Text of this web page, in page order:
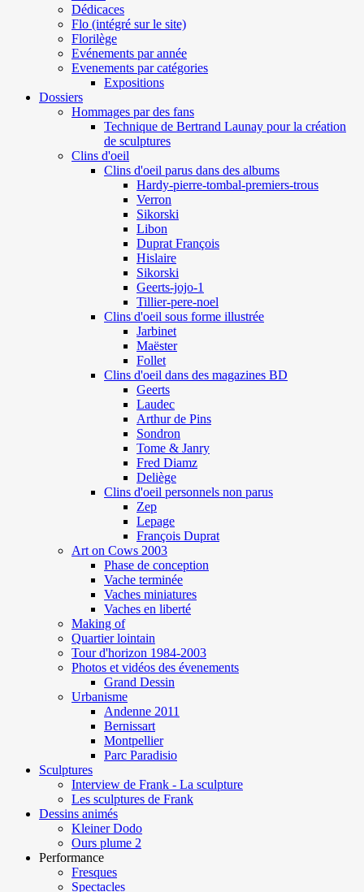
Dédicaces
Flo (intégré sur le site)
Florilège
Evénements par année
Evenements par catégories
Expositions
Dossiers
Hommages par des fans
Technique de Bertrand Launay pour la création
de sculptures
Clins d'oeil
Clins d'oeil parus dans des albums
Hardy-pierre-tombal-premiers-trous
Verron
Sikorski
Libon
Duprat François
Hislaire
Sikorski
Geerts-jojo-1
Tillier-pere-noel
Clins d'oeil sous forme illustrée
Jarbinet
Maëster
Follet
Clins d'oeil dans des magazines BD
Geerts
Laudec
Arthur de Pins
Sondron
Tome & Janry
Fred Diamz
Deliège
Clins d'oeil personnels non parus
Zep
Lepage
François Duprat
Art on Cows 2003
Phase de conception
Vache terminée
Vaches miniatures
Vaches en liberté
Making of
Quartier lointain
Tour d'horizon 1984-2003
Photos et vidéos des évenements
Grand Dessin
Urbanisme
Andenne 2011
Bernissart
Montpellier
Parc Paradisio
Sculptures
Interview de Frank - La sculpture
Les sculptures de Frank
Dessins animés
Kleiner Dodo
Ours plume 2
Performance
Fresques
Spectacles